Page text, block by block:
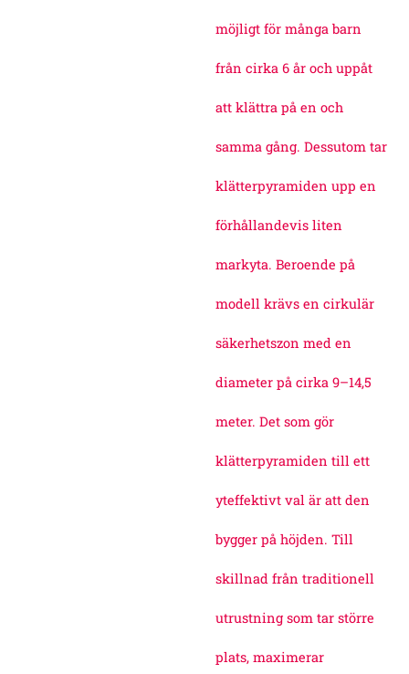
möjligt för många barn
från cirka 6 år och uppåt
att klättra på en och
samma gång. Dessutom tar
klätterpyramiden upp en
förhållandevis liten
markyta. Beroende på
modell krävs en cirkulär
säkerhetszon med en
diameter på cirka 9–14,5
meter. Det som gör
klätterpyramiden till ett
yteffektivt val är att den
bygger på höjden. Till
skillnad från traditionell
utrustning som tar större
plats, maximerar